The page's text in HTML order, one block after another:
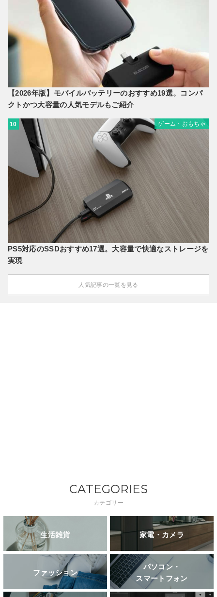
【2026年版】モバイルバッテリーのおすすめ19選。コンパ
クトかつ大容量の人気モデルもご紹介
10 ゲーム・おもちゃ
PS5対応のSSDおすすめ17選。大容量で快適なストレージを
実現
人気記事の一覧を見る
CATEGORIES
カテゴリー
生活雑貨 家電・カメラ
ファッション
パソコン・
スマートフォン